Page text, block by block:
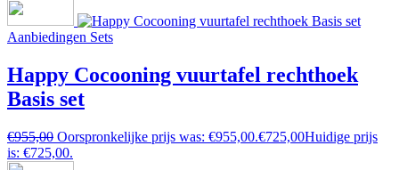
Aanbiedingen Sets
Happy Cocooning vuurtafel rechthoek
Basis set
€955,00 Oorspronkelijke prijs was: €955,00.€725,00Huidige prijs
is: €725,00.